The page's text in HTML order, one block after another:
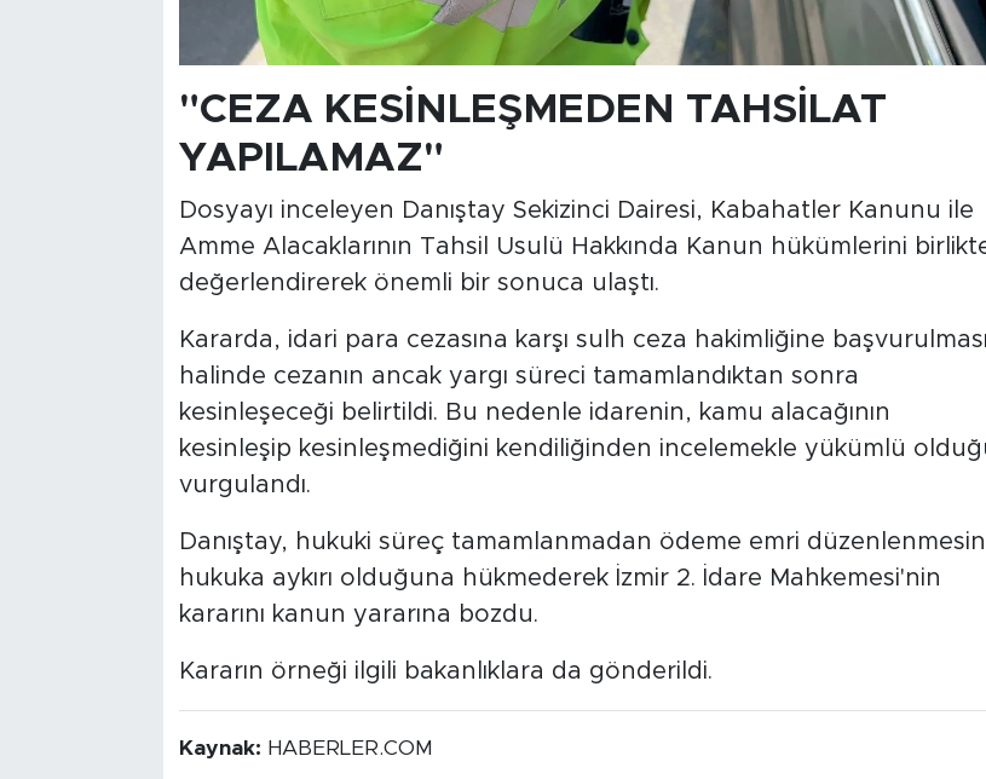
"CEZA KESİNLEŞMEDEN TAHSİLAT
YAPILAMAZ"
Dosyayı inceleyen Danıştay Sekizinci Dairesi, Kabahatler Kanunu ile
Amme Alacaklarının Tahsil Usulü Hakkında Kanun hükümlerini
değerlendirerek önemli bir sonuca ulaştı.
Kararda, idari para cezasına karşı sulh ceza hakimliğine başvurulması
halinde cezanın ancak yargı süreci tamamlandıktan sonra
kesinleşeceği belirtildi. Bu nedenle idarenin, kamu alacağının
kesinleşip kesinleşmediğini kendiliğinden incelemekle yükümlü
vurgulandı.
Danıştay, hukuki süreç tamamlanmadan ödeme emri
hukuka aykırı olduğuna hükmederek İzmir 2. İdare Mahkemesi'nin
kararını kanun yararına bozdu.
Kararın örneği ilgili bakanlıklara da gönderildi.
Kaynak: HABERLER.COM